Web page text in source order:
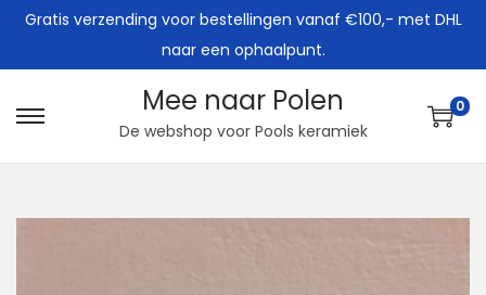
Gratis verzending voor bestellingen vanaf €100,- met DHL
naar een ophaalpunt.
G
a
G
a
Mee naar Polen
De webshop voor Pools keramiek
0